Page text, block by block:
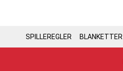
SPILLEREGLER BLANKETTER